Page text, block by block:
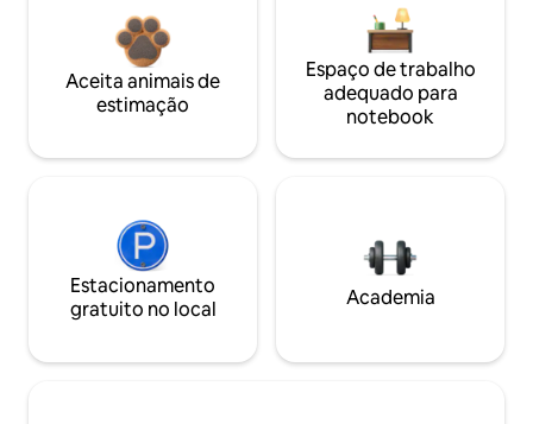
Aceita animais de
estimação
Espaço de trabalho
adequado para
notebook
Estacionamento
gratuito no local
Academia